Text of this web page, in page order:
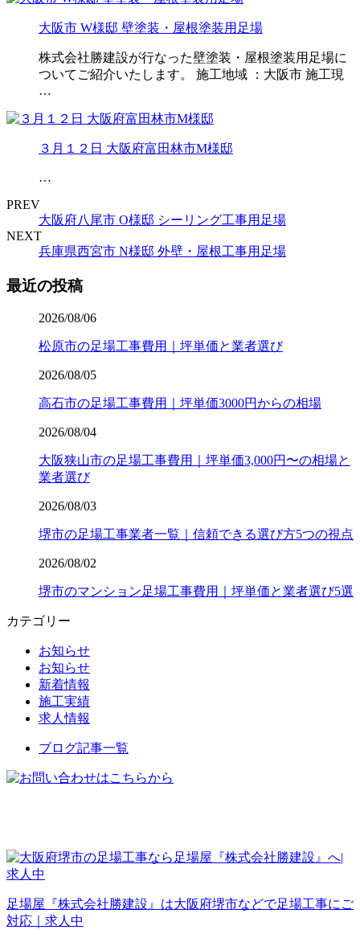
大阪市 W様邸 壁塗装・屋根塗装用足場
株式会社勝建設が行なった壁塗装・屋根塗装用足場に
ついてご紹介いたします。 施工地域 ：大阪市 施工現
…
３月１２日 大阪府富田林市M様邸
…
PREV
大阪府八尾市 O様邸 シーリング工事用足場
NEXT
兵庫県西宮市 N様邸 外壁・屋根工事用足場
最近の投稿
2026/08/06
松原市の足場工事費用｜坪単価と業者選び
2026/08/05
高石市の足場工事費用｜坪単価3000円からの相場
2026/08/04
大阪狭山市の足場工事費用｜坪単価3,000円〜の相場と
業者選び
2026/08/03
堺市の足場工事業者一覧｜信頼できる選び方5つの視点
2026/08/02
堺市のマンション足場工事費用｜坪単価と業者選び5選
カテゴリー
お知らせ
お知らせ
新着情報
施工実績
求人情報
ブログ記事一覧
足場屋『株式会社勝建設』は大阪府堺市などで足場工事にご
対応｜求人中